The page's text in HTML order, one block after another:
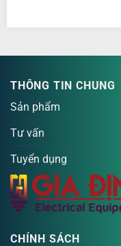
THÔNG TIN CHUNG
Sản phẩm
Tư vấn
Tuyển dụng
CHÍNH SÁCH